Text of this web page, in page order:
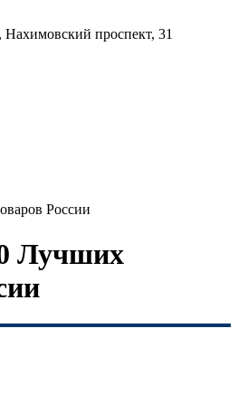
проспект, 31
России
Лучших